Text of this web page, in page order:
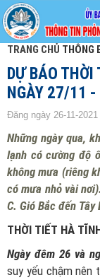
TRANG CHỦ THÔNG
DỰ BÁO
NGÀY 27/11
Đăng ngày 26-11-
Những ngày qua,
lạnh có cường độ
không mưa (riêng
có mưa nhỏ vài
C. Gió Bắc đến
THỜI TIẾT HÀ
Ngày đêm 26 và
suy yếu chậm nên